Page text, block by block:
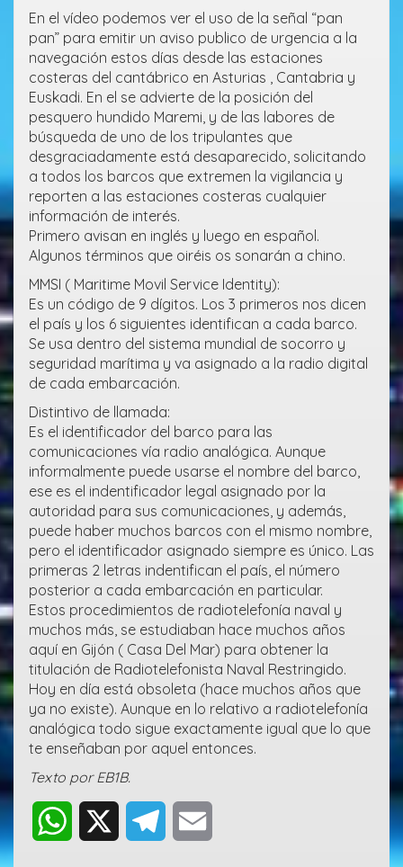
En el vídeo podemos ver el uso de la señal “pan
pan” para emitir un aviso publico de urgencia a la
navegación estos días desde las estaciones
costeras del cantábrico en Asturias , Cantabria y
Euskadi. En el se advierte de la posición del
pesquero hundido Maremi, y de las labores de
búsqueda de uno de los tripulantes que
desgraciadamente está desaparecido, solicitando
a todos los barcos que extremen la vigilancia y
reporten a las estaciones costeras cualquier
información de interés.
Primero avisan en inglés y luego en español.
Algunos términos que oiréis os sonarán a chino.
MMSI ( Maritime Movil Service Identity):
Es un código de 9 dígitos. Los 3 primeros nos dicen
el país y los 6 siguientes identifican a cada barco.
Se usa dentro del sistema mundial de socorro y
seguridad marítima y va asignado a la radio digital
de cada embarcación.
Distintivo de llamada:
Es el identificador del barco para las
comunicaciones vía radio analógica. Aunque
informalmente puede usarse el nombre del barco,
ese es el indentificador legal asignado por la
autoridad para sus comunicaciones, y además,
puede haber muchos barcos con el mismo nombre,
pero el identificador asignado siempre es único. Las
primeras 2 letras indentifican el país, el número
posterior a cada embarcación en particular.
Estos procedimientos de radiotelefonía naval y
muchos más, se estudiaban hace muchos años
aquí en Gijón ( Casa Del Mar) para obtener la
titulación de Radiotelefonista Naval Restringido.
Hoy en día está obsoleta (hace muchos años que
ya no existe). Aunque en lo relativo a radiotelefonía
analógica todo sigue exactamente igual que lo que
te enseñaban por aquel entonces.
Texto por EB1B.